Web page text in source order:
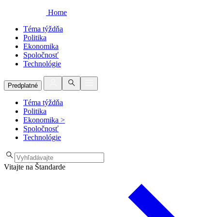
Home
Téma týždňa
Politika
Ekonomika
Spoločnosť
Technológie
Predplatné
Téma týždňa
Politika
Ekonomika >
Spoločnosť
Technológie
Vitajte na Štandarde